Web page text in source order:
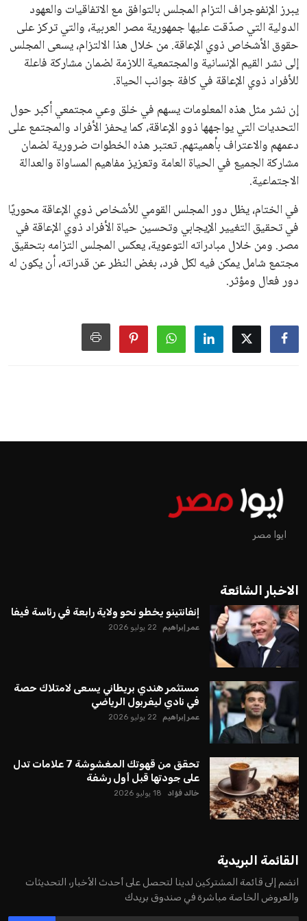
يبرز الإنفوجراف التزام المجلس بالتوافق مع الاتفاقيات والعهود
الدولية التي صدّقت عليها جمهورية مصر العربية، والتي تركز على
حقوق الأشخاص ذوي الإعاقة. من خلال هذا الالتزام، يسعى المجلس
إلى نشر القيم الإنسانية والمجتمعية اللازمة لضمان مشاركة فاعلة
للأفراد ذوي الإعاقة في كافة جوانب الحياة.
إن نشر مثل هذه المعلومات يسهم في خلق وعي مجتمعي أكبر حول
التحديات التي يواجهها ذوو الإعاقة، كما يحفز الأفراد والمجتمع على
دعمهم والاعتراف بأهميتهم. تعتبر هذه الخطوات ضرورية لضمان
مشاركة الجميع في الحياة العامة وتعزيز مفاهيم المساواة والعدالة
الاجتماعية.
في الختام، يظل دور المجلس القومي للأشخاص ذوي الإعاقة محوريًا
في تحقيق التغيير الإيجابي وتحسين حياة الأفراد ذوي الإعاقة في
مصر. ومن خلال مبادراته التوعوية، يعكس المجلس التزامه بتحقيق
مجتمع شامل يمكن فيه لكل فرد، بغض النظر عن قدراته، أن يكون له
دور فعال ومؤثر.
ايوا مصر
الاخبار الشائعة
إنفانتينو يخطو نحو ولاية رابعة في رئاسة فيفا
عمر إبراهيم 22 يوليو 2026
مستثمر هندي بريطاني يسعى لامتلاك حصة
في نادي ليفربول الرياضي
عمر إبراهيم 22 يوليو 2026
تحقق من قهوتك المغشوشة 7 علامات تدل
على جودتها قبل أول رشفة
خالد فؤاد 18 يوليو 2026
القائمة البريدية
انضم إلى قائمة المشتركين لدينا لتحصل على أحدث الأخبار، التحديثات
والعروض الخاصة مباشرة في صندوق بريدك